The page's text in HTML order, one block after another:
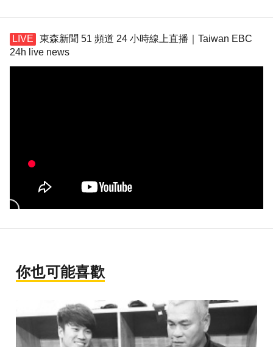
東森新聞 51 頻道 24 小時線上直播｜Taiwan EBC
24h live news
你也可能喜歡